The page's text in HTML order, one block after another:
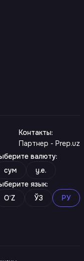
Контакты:
Партнер - Prep.uz
валюту:
сум
y.e.
язык:
O‘Z
ЎЗ РУ